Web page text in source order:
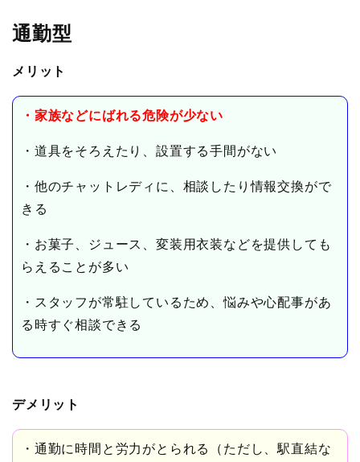
通勤型
メリット
・家族などにばれる危険が少ない
・道具をそろえたり、設置する手間がない
・他のチャットレディに、相談したり情報交換がで
きる
・お菓子、ジュース、変装用衣装などを提供しても
らえることが多い
・スタッフが常駐しているため、悩みや心配事があ
る時すぐ相談できる
デメリット
・通勤に時間と労力がとられる（ただし、駅直結な